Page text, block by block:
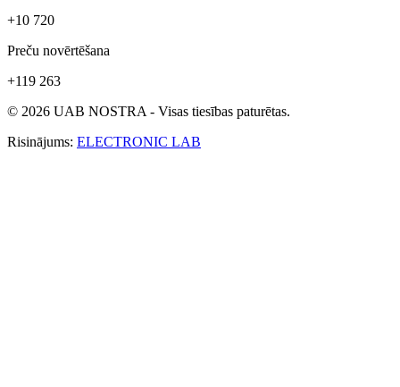
+10 720
Preču novērtēšana
+119 263
© 2026 UAB NOSTRA - Visas tiesības paturētas.
Risinājums: ELECTRONIC LAB